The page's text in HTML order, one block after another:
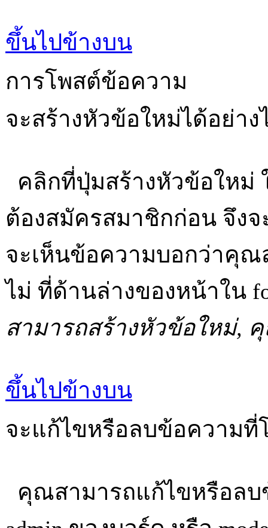
ขึ้นไปข้างบน
การโพสต์ข้อความ
จะสร้างหัวข้อใหม่ได้อย่าง
คลิกที่ปุ่มสร้างหัวข้อใหม่
ต้องสมัครสมาชิกก่อน จึง
จะเห็นข้อความบอกว่าคุณ
ไม่ ที่ด้านล่างของหน้าใน
สามารถสร้างหัวข้อใหม่,
ขึ้นไปข้างบน
จะแก้ไขหรือลบข้อความที่
คุณสามารถแก้ไขหรือล